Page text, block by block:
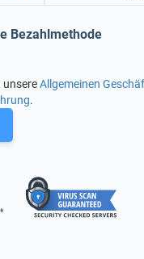
Bezahlmethode
unsereAllgemeinen
.